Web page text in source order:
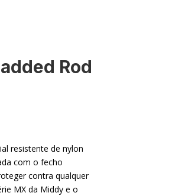
Rod
resistente de nylon
com o fecho
contra qualquer
MX da Middy e o